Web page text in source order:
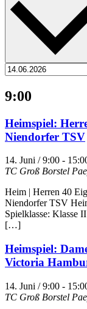
9:00
Heimspiel:
Niendorfer TSV
14. Juni / 9:00 -
TC Groß Borstel
Heim | Herren 40
Niendorfer TSV
Spielklasse: Klasse
[…]
Heimspiel:
Victoria
14. Juni / 9:00 -
TC Groß Borstel